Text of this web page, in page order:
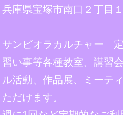
兵庫県宝塚市南口２丁目
サンビオラカルチャー
習い事等各種教室、講習
ル活動、作品展、ミーテ
ただけます。